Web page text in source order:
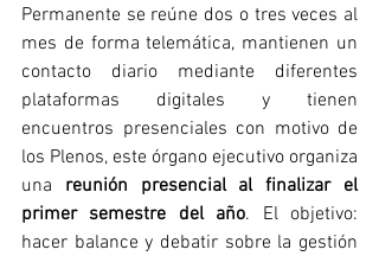
Permanente se reúne dos o tres veces al
mes de forma telemática, mantienen un
contacto diario mediante diferentes
plataformas digitales y tienen
encuentros presenciales con motivo de
los Plenos, este órgano ejecutivo organiza
una reunión presencial al finalizar el
primer semestre del año. El objetivo:
hacer balance y debatir sobre la gestión